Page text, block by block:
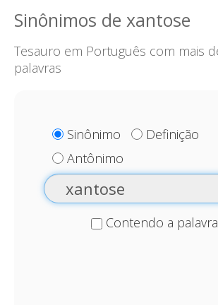
Sinônimos de xantose
Tesauro em Português com mais
palavras
Sinônimo
Definição
Antônimo
Contendo a palavra